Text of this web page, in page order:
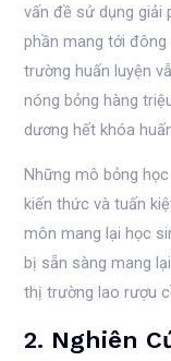
vấn đề sử dụng giải
phần mang tới
trường huấn luyện
nóng bỏng hàng
dương hết khóa
Những mô bỏng
kiến thức và tuấn
môn mang lại học
bị sẵn sàng mang
thị trường lao rượu
2. Nghiên